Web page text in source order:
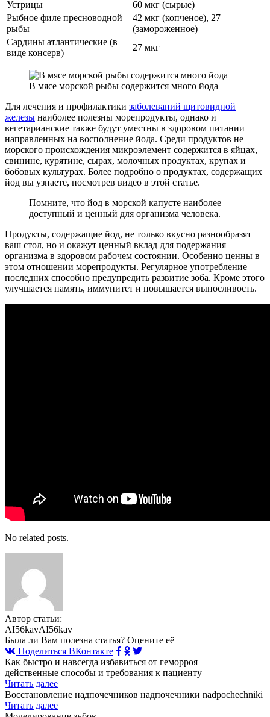
Устрицы
60 мкг (сырые)
Рыбное филе пресноводной
рыбы
42 мкг (копченое), 27
(замороженное)
Сардины атлантические (в
виде консерв)
27 мкг
В мясе морской рыбы содержится много йода
Для лечения и профилактики заболеваний щитовидной
железы наиболее полезны морепродукты, однако и
вегетарианские также будут уместны в здоровом питании
направленных на восполнение йода. Среди продуктов не
морского происхождения микроэлемент содержится в яйцах,
свинине, курятине, сырах, молочных продуктах, крупах и
бобовых культурах. Более подробно о продуктах, содержащих
йод вы узнаете, посмотрев видео в этой статье.
Помните, что йод в морской капусте наиболее
доступный и ценный для организма человека.
Продукты, содержащие йод, не только вкусно разнообразят
ваш стол, но и окажут ценный вклад для подержания
организма в здоровом рабочем состоянии. Особенно ценны в
этом отношении морепродукты. Регулярное употребление
последних способно предупредить развитие зоба. Кроме этого
улучшается память, иммунитет и повышается выносливость.
No related posts.
Автор статьи:
AI56kavAI56kav
Была ли Вам полезна статья? Оцените её
Поделиться ВКонтакте
Как быстро и навсегда избавиться от геморроя —
действенные способы и требования к пациенту
Читать далее
Восстановление надпочечников надпочечники nadpochechniki
Читать далее